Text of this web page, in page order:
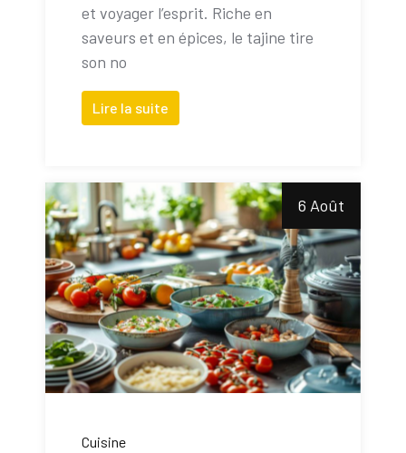
et voyager l’esprit. Riche en
saveurs et en épices, le tajine tire
son no
Lire la suite
6 Août
Cuisine